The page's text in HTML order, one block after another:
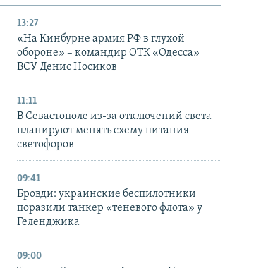
13:27
«На Кинбурне армия РФ в глухой
обороне» – командир ОТК «Одесса»
ВСУ Денис Носиков
11:11
В Севастополе из-за отключений света
планируют менять схему питания
светофоров
09:41
Бровди: украинские беспилотники
поразили танкер «теневого флота» у
Геленджика
09:00